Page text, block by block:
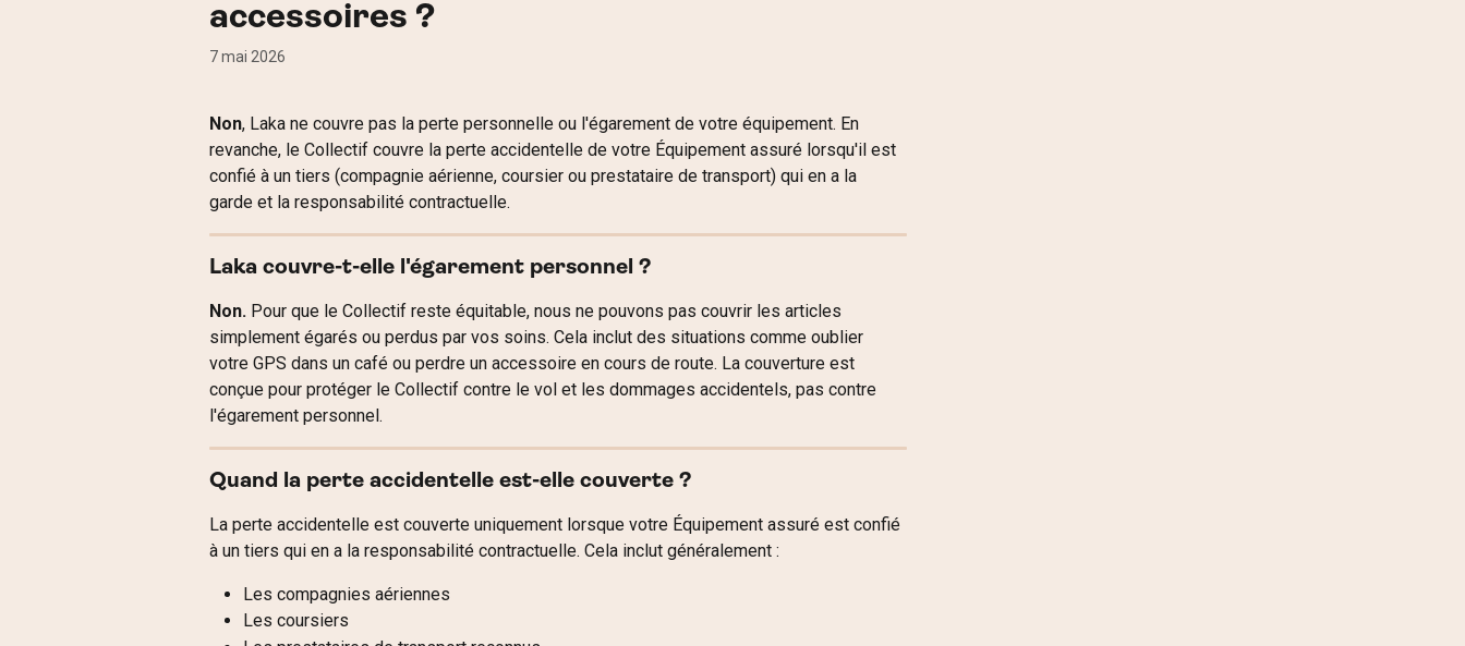
accessoires ?
7 mai 2026
Non, Laka ne couvre pas la perte personnelle ou l'égarement de votre équipement. En
revanche, le Collectif couvre la perte accidentelle de votre Équipement assuré lorsqu'il est
confié à un tiers (compagnie aérienne, coursier ou prestataire de transport) qui en a la
garde et la responsabilité contractuelle.
Laka couvre-t-elle l'égarement personnel ?
Non. Pour que le Collectif reste équitable, nous ne pouvons pas couvrir les articles
simplement égarés ou perdus par vos soins. Cela inclut des situations comme oublier
votre GPS dans un café ou perdre un accessoire en cours de route. La couverture est
conçue pour protéger le Collectif contre le vol et les dommages accidentels, pas contre
l'égarement personnel.
Quand la perte accidentelle est-elle couverte ?
La perte accidentelle est couverte uniquement lorsque votre Équipement assuré est confié
à un tiers qui en a la responsabilité contractuelle. Cela inclut généralement :
Les compagnies aériennes
Les coursiers